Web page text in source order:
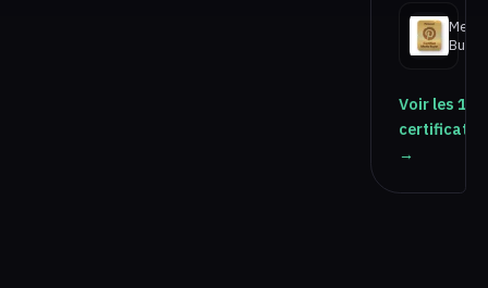
Media
Buyer
Voir les 1
→